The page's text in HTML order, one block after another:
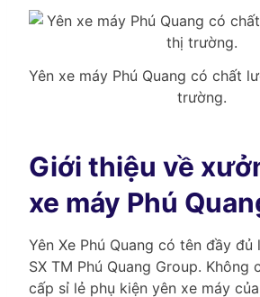
Yên xe máy Phú Quang có chất
trường.
Giới thiệu về
xe máy Phú
Yên Xe Phú Quang có tên đầy
SX TM Phú Quang Group. Không
cấp sỉ lẻ phụ kiện yên xe máy